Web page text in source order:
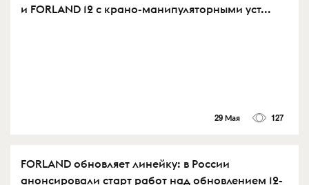
и FORLAND 12 с крано-манипуляторными уст...
29 Мая 127
FORLAND обновляет линейку: в России
анонсировали старт работ над обновлением 12-